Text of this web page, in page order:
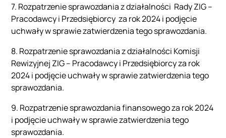
7. Rozpatrzenie sprawozdania z działalności Rady ZIG –
Pracodawcy i Przedsiębiorcy za rok 2024 i podjęcie
uchwały w sprawie zatwierdzenia tego sprawozdania.
8. Rozpatrzenie sprawozdania z działalności Komisji
Rewizyjnej ZIG – Pracodawcy i Przedsiębiorcy za rok
2024 i podjęcie uchwały w sprawie zatwierdzenia tego
sprawozdania.
9. Rozpatrzenie sprawozdania finansowego za rok 2024
i podjęcie uchwały w sprawie zatwierdzenia tego
sprawozdania.